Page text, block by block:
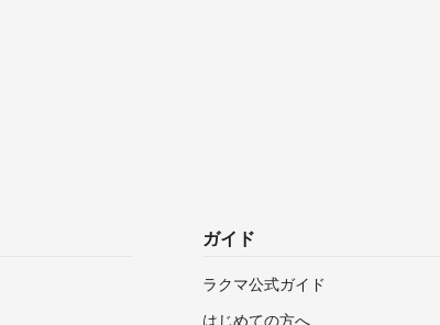
ガイド
ラクマ公式ガイド
はじめての方へ